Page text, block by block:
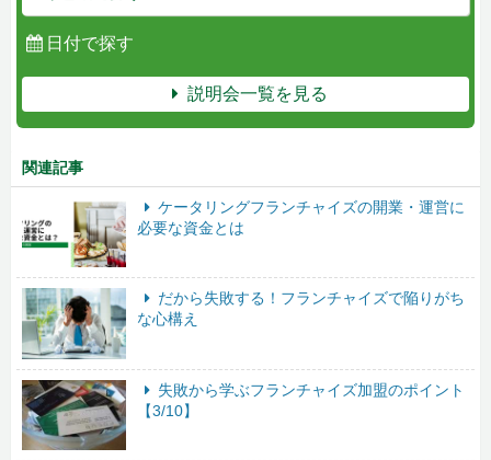
日付で探す
説明会一覧を見る
関連記事
ケータリングフランチャイズの開業・運営に
必要な資金とは
だから失敗する！フランチャイズで陥りがち
な心構え
失敗から学ぶフランチャイズ加盟のポイント
【3/10】